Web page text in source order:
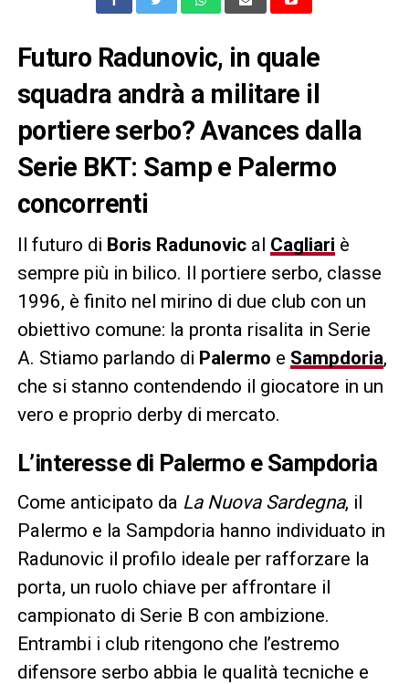
Futuro Radunovic, in quale
squadra andrà a militare il
portiere serbo? Avances dalla
Serie BKT: Samp e Palermo
concorrenti
Il futuro di Boris Radunovical Cagliari è
sempre più in bilico. Il portiere serbo, classe
1996, è finito nel mirino di due club con un
obiettivo comune: la pronta risalita in Serie
A. Stiamo parlando di Palermo e Sampdoria,
che si stanno contendendo il giocatore in un
vero e proprio derby di mercato.
L’interesse di Palermo e Sampdoria
Come anticipato da La Nuova Sardegna, il
Palermo e la Sampdoria hanno individuato in
Radunovic il profilo ideale per rafforzare la
porta, un ruolo chiave per affrontare il
campionato di Serie B con ambizione.
Entrambi i club ritengono che l’estremo
difensore serbo abbia le qualità tecniche e